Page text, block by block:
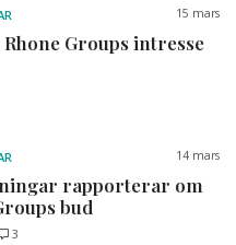
15 mars
Groups intresse
14 mars
rapporterar om
bud
3